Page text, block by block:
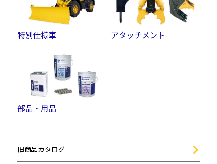
特別仕様車 アタッチメント
部品・用品
旧商品カタログ